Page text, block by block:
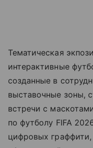
Тематическая
интерактивные
созданные в
выставочные зоны,
встречи с
по футболу FIFA
цифровых